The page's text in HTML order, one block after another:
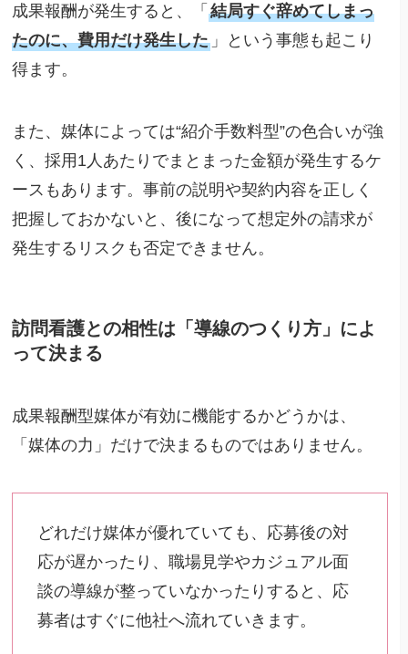
成果報酬が発生すると、「結局すぐ辞めてしまっ
たのに、費用だけ発生した 」という事態も起こり
得ます。
また、媒体によっては“紹介手数料型”の色合いが強
く、採用1人あたりでまとまった金額が発生するケ
ースもあります。事前の説明や契約内容を正しく
把握しておかないと、後になって想定外の請求が
発生するリスクも否定できません。
訪問看護との相性は「導線のつくり方」によ
って決まる
成果報酬型媒体が有効に機能するかどうかは、
「媒体の力」だけで決まるものではありません。
どれだけ媒体が優れていても、応募後の対
応が遅かったり、職場見学やカジュアル面
談の導線が整っていなかったりすると、応
募者はすぐに他社へ流れていきます。